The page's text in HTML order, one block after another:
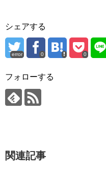
シェアする
error 0 0
フォローする
関連記事